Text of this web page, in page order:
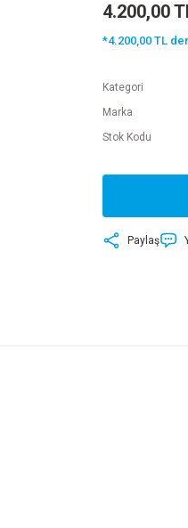
4.200,00
*4.200,00 TL
Kategori
Marka
Stok Kodu
Paylaş